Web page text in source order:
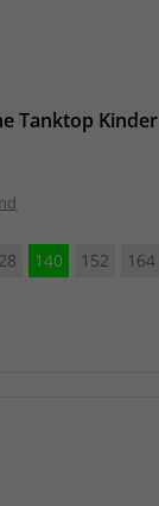
Tanktop Kinder
140 152 164